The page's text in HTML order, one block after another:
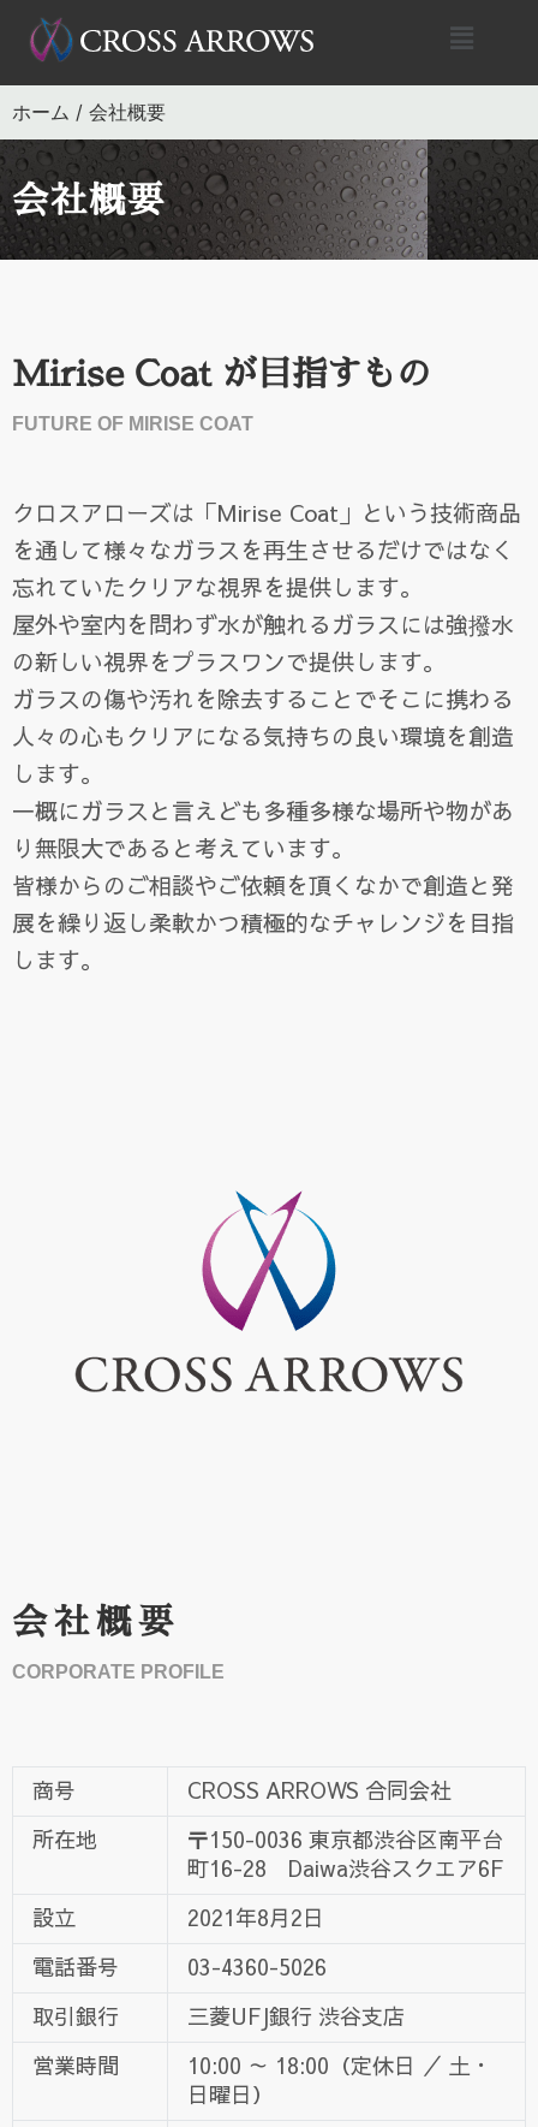
ホーム / 会社概要
会社概要
Mirise Coat が目指すもの
FUTURE OF MIRISE COAT
クロスアローズは「Mirise Coat 」という技術商品
を通して様々なガラスを再生させるだけではなく
忘れていたクリアな視界を提供します。
屋外や室内を問わず水が触れるガラスには強撥水
の新しい視界をプラスワンで提供します。
ガラスの傷や汚れを除去することでそこに携わる
人々の心もクリアになる気持ちの良い環境を創造
します。
一概にガラスと言えども多種多様な場所や物があ
り無限大であると考えています。
皆様からのご相談やご依頼を頂くなかで創造と発
展を繰り返し柔軟かつ積極的なチャレンジを目指
します。
会社概要
CORPORATE PROFILE
商号
CROSS ARROWS 合同会社
所在地
〒150-0036 東京都渋谷区南平台
町16-28 Daiwa渋谷スクエア6F
設立
2021年8月2日
電話番号
03-4360-5026
取引銀行
三菱UFJ銀行 渋谷支店
営業時間
10:00 ～ 18:00（定休日 ／ 土・
日曜日）